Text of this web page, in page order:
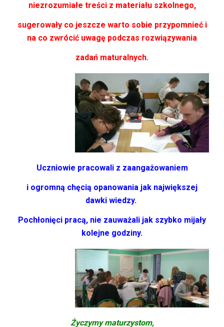
niezrozumiałe treści z materiału szkolnego,
sugerowały co jeszcze warto sobie przypomnieći
na co zwrócić uwagę podczas rozwiązywania
zadań maturalnych.
Uczniowie pracowali z zaangażowaniem
i ogromną chęcią opanowania jak największej
dawki wiedzy.
Pochłonięci pracą, nie zauważali jak szybko mijały
kolejne godziny.
Życzymy maturzystom,